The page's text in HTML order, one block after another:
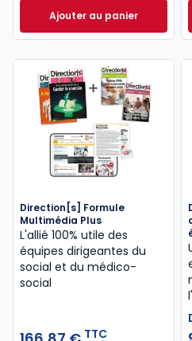
Ajouter au panier
Droit et pratique
Direction[s] Formule
Multimédia Plus
L'allié 100% utile des
équipes dirigeantes du
social et du médico-
social
TTC